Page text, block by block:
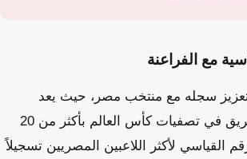
مع الفراعنة
سجله مع منتخب مصر، حيث يعد
الهداف التاريخي للفريق في تصفيات كأس العالم بأكثر من 20
القياسي لأكثر اللاعبين المصريين تسجيلاً